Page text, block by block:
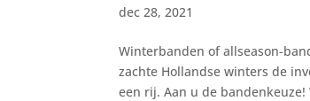
dec 28, 2021
Winterbanden of allseason-
zachte Hollandse winters de
een rij. Aan u de